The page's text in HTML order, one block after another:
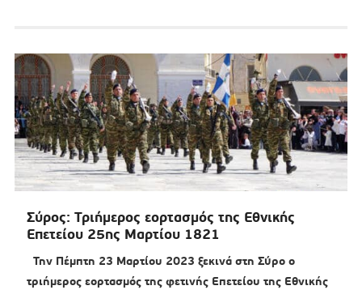
Σύρος: Τριήμερος εορτασμός της Εθνικής
Επετείου 25ης Μαρτίου 1821
Την Πέμπτη 23 Μαρτίου 2023 ξεκινά στη Σύρο ο
τριήμερος εορτασμός της φετινής Επετείου της Εθνικής